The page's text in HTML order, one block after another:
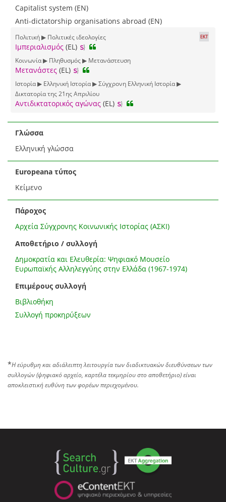
Capitalist system (EN)
Anti-dictatorship organisations abroad (EN)
Πολιτική ▶ Πολιτικές ιδεολογίες
Ιμπεριαλισμός (EL)
Κοινωνία ▶ Πληθυσμός ▶ Μετανάστευση
Μετανάστες (EL)
Ιστορία ▶ Ελληνική Ιστορία ▶ Σύγχρονη Ελληνική Ιστορία ▶
Δικτατορία της 21ης Απριλίου
Αντιδικτατορικός αγώνας (EL)
Γλώσσα
Ελληνική γλώσσα
Europeana τύπος
Κείμενο
Πάροχος
Αρχεία Σύγχρονης Κοινωνικής Ιστορίας (ΑΣΚΙ)
Αποθετήριο / συλλογή
Δημοκρατία και Ελευθερία: Ψηφιακό Μουσείο
Ευρωπαϊκής Αλληλεγγύης στην Ελλάδα (1967-1974)
Επιμέρους συλλογή
Βιβλιοθήκη
Συλλογή προκηρύξεων
*Η εύρυθμη και αδιάλειπτη λειτουργία των διαδικτυακών διευθύνσεων των
συλλογών (ψηφιακό αρχείο, καρτέλα τεκμηρίου στο αποθετήριο) είναι
αποκλειστική ευθύνη των φορέων περιεχομένου.